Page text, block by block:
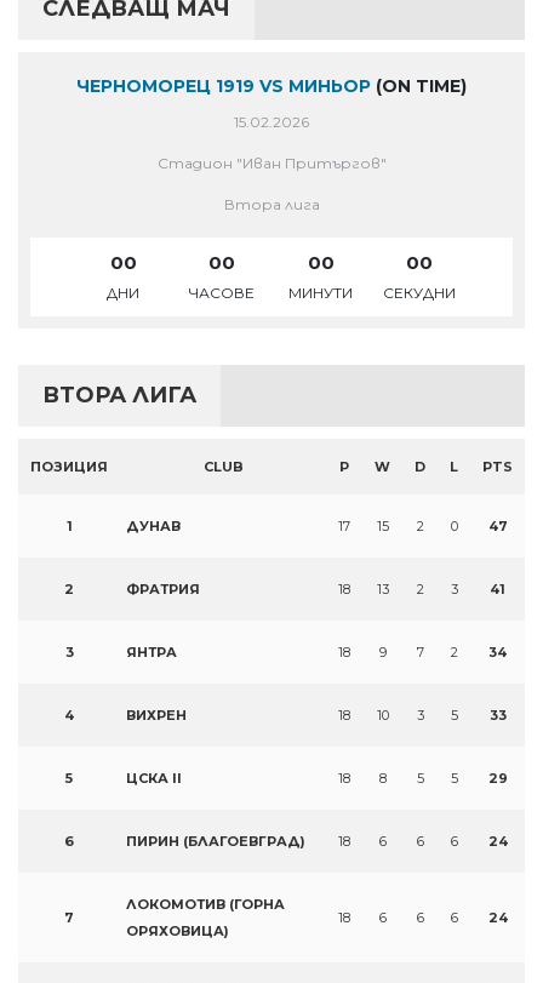
СЛЕДВАЩ МАЧ
ЧЕРНОМОРЕЦ 1919 VS МИНЬОР (ON TIME)
15.02.2026
Стадион "Иван Притъргов"
Втора лига
00
ДНИ
00
ЧАСОВЕ
00
МИНУТИ
00
СЕКУДНИ
ВТОРА ЛИГА
ПОЗИЦИЯ CLUB P W D L PTS
1 ДУНАВ 17 15 2 0 47
2 ФРАТРИЯ 18 13 2 3 41
3 ЯНТРА 18 9 7 2 34
4 ВИХРЕН 18 10 3 5 33
5 ЦСКА II 18 8 5 5 29
6 ПИРИН (БЛАГОЕВГРАД) 18 6 6 6 24
7
ЛОКОМОТИВ (ГОРНА
ОРЯХОВИЦА)
18 6 6 6 24